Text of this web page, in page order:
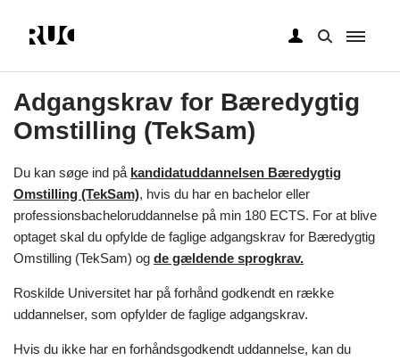
hovedindhold
Adgangskrav for Bæredygtig
Omstilling (TekSam)
Du kan søge ind på kandidatuddannelsen Bæredygtig
Omstilling (TekSam), hvis du har en bachelor eller
professionsbacheloruddannelse på min 180 ECTS. For at blive
optaget skal du opfylde de faglige adgangskrav for Bæredygtig
Omstilling (TekSam) og de gældende sprogkrav.
Roskilde Universitet har på forhånd godkendt en række
uddannelser, som opfylder de faglige adgangskrav.
Hvis du ikke har en forhåndsgodkendt uddannelse, kan du